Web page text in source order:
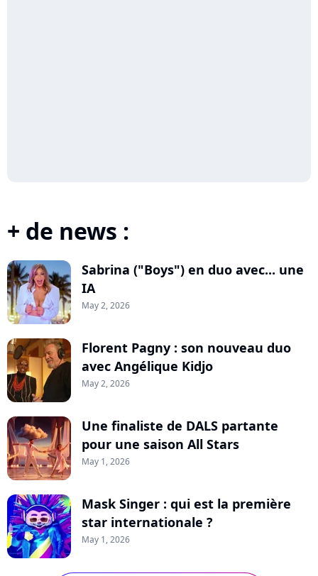
+ de news :
Sabrina ("Boys") en duo avec... une
IA
May 2, 2026
Florent Pagny : son nouveau duo
avec Angélique Kidjo
May 2, 2026
Une finaliste de DALS partante
pour une saison All Stars
May 1, 2026
Mask Singer : qui est la première
star internationale ?
May 1, 2026